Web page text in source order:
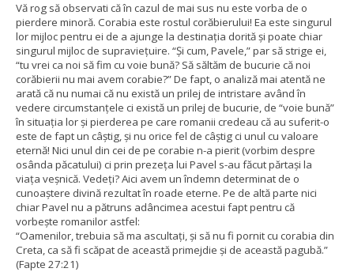
Vă rog să observati că în cazul de mai sus nu este vorba de o
pierdere minoră. Corabia este rostul corăbierului! Ea este singurul
lor mijloc pentru ei de a ajunge la destinația dorită și poate chiar
singurul mijloc de supraviețuire. “Și cum, Pavele,” par să strige ei,
“tu vrei ca noi să fim cu voie bună? Să săltăm de bucurie că noi
corăbierii nu mai avem corabie?” De fapt, o analiză mai atentă ne
arată că nu numai că nu există un prilej de intristare având în
vedere circumstanțele ci există un prilej de bucurie, de “voie bună”
în situația lor și pierderea pe care romanii credeau că au suferit-o
este de fapt un câștig, și nu orice fel de câștig ci unul cu valoare
eternă! Nici unul din cei de pe corabie n-a pierit (vorbim despre
osânda păcatului) ci prin prezeța lui Pavel s-au făcut părtași la
viața veșnică. Vedeți? Aici avem un îndemn determinat de o
cunoaștere divină rezultat în roade eterne. Pe de altă parte nici
chiar Pavel nu a pătruns adâncimea acestui fapt pentru că
vorbește romanilor astfel:
“Oamenilor, trebuia să ma ascultați, și să nu fi pornit cu corabia din
Creta, ca să fi scăpat de această primejdie și de această pagubă.”
(Fapte 27:21)